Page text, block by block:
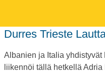
Durres Trieste
Albanien ja Italia yhdistyvät
liikennöi tällä hetkellä Adria